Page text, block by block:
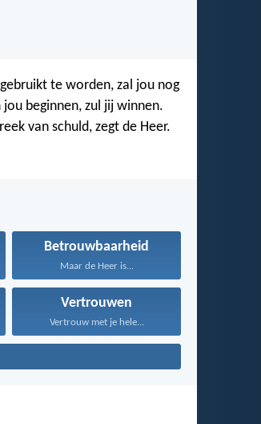
te worden, zal jou nog
beginnen, zul jij winnen.
van schuld, zegt de Heer.
Betrouwbaarheid
Maar de Heer is...
Vertrouwen
Vertrouw met je hele...